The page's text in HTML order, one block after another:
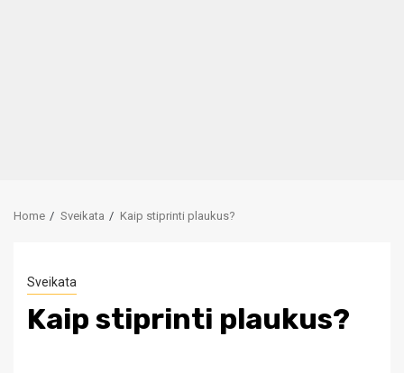
Home Sveikata Kaip stiprinti plaukus?
Sveikata
Kaip stiprinti plaukus?